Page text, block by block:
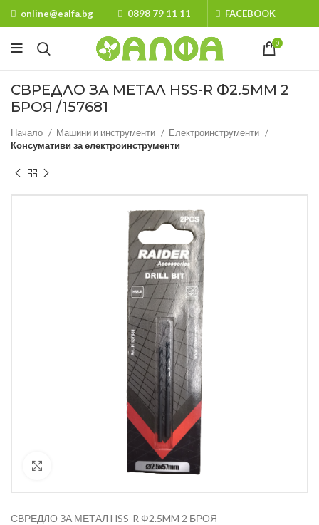
online@ealfa.bg 0898 79 11 11 FACEBOOK
0
СВРЕДЛО ЗА МЕТАЛ HSS-R Ф2.5MM 2
БРОЯ /157681
Начало Машини и инструменти
Електроинструменти
Консумативи за електроинструменти
Кликнете за уголемяване
СВРЕДЛО ЗА МЕТАЛ HSS-R Ф2.5MM 2 БРОЯ